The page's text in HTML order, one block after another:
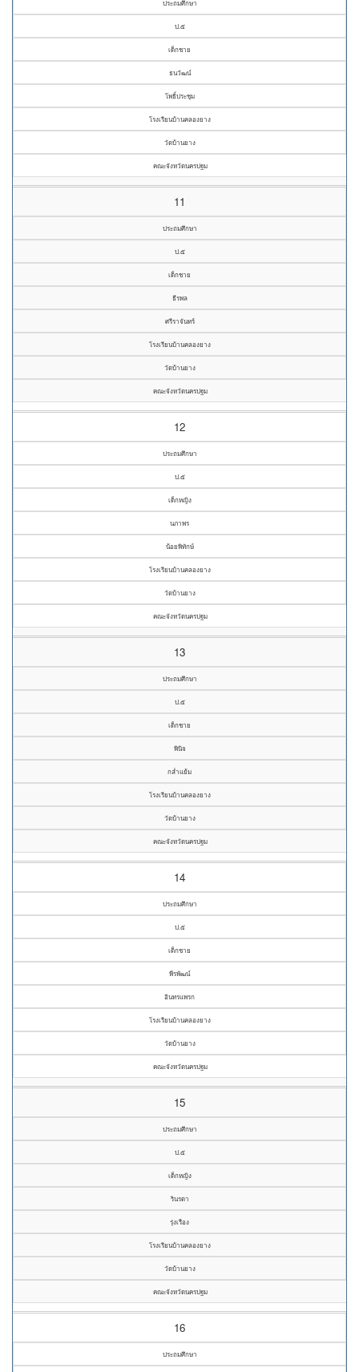
ประถมศึกษา
ป.๕
เด็กชาย
ธนวัฒน์
โพธิ์ประชุม
โรงเรียนบ้านคลองยาง
วัดบ้านยาง
คณะจังหวัดนครปฐม
11
ประถมศึกษา
ป.๕
เด็กชาย
ธีรพล
ศรีราจันทร์
โรงเรียนบ้านคลองยาง
วัดบ้านยาง
คณะจังหวัดนครปฐม
12
ประถมศึกษา
ป.๕
เด็กหญิง
นภาพร
น้อยพิทักษ์
โรงเรียนบ้านคลองยาง
วัดบ้านยาง
คณะจังหวัดนครปฐม
13
ประถมศึกษา
ป.๕
เด็กชาย
พินิจ
กล่ำแย้ม
โรงเรียนบ้านคลองยาง
วัดบ้านยาง
คณะจังหวัดนครปฐม
14
ประถมศึกษา
ป.๕
เด็กชาย
พีรพัฒน์
อินทรแพรก
โรงเรียนบ้านคลองยาง
วัดบ้านยาง
คณะจังหวัดนครปฐม
15
ประถมศึกษา
ป.๕
เด็กหญิง
รินรดา
รุ่งเรือง
โรงเรียนบ้านคลองยาง
วัดบ้านยาง
คณะจังหวัดนครปฐม
16
ประถมศึกษา